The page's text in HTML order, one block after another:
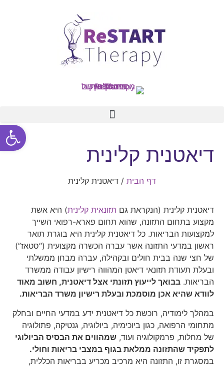
דיאטנית קלינית
דף הבית / דיאטנית קלינית
דיאטנית קלינית (הנקראת גם תזונאית קלינית) היא אשת
מקצוע בתחום התזונה, שהוא תחום פארא-רפואי השייך
למקצועות הבריאות. כל דיאטנית קלינית היא בוגרת תואר
ראשון במדעי התזונה אשר עברה הכשרה מקצועית (“סטאז”)
של חצי שנה בבית חולים ובקהילה, עברה מבחן ממשלתי
ובעלת תעודת תזונאי דיאטן המהווה רישיון עבודה ממשרד
הבריאות. בבואך לייעוץ תזונתי אצל דיאטנית, חשוב מאוד
לוודא שהיא אכן מוסמכת ובעלת רישיון משרד הבריאות.
במהלך לימודיה, רוכשת כל דיאטנית ידע במדעי החיים ובחלק
מתחומי הרפואה, כגון ביוכימיה, ביולוגיה, גנטיקה, פתולוגיה
של מחלות, פרמקולוגיה ועוד, שמהווים את הבסיס הביולוגי
לתפקיד שהתזונה ממלאת בגוף במצבי בריאות וחולי.
במסגרת זו, התזונה היא מרכיב מכריע בבריאות הכללית,
פתח